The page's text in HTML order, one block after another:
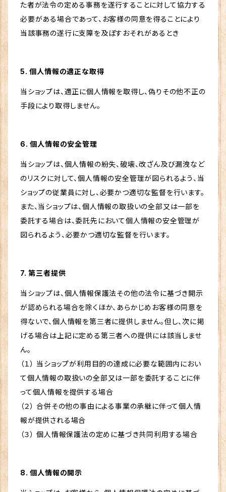
た者が法令の定める事務を遂行することに対して協力する
必要がある場合であって、お客様の同意を得ることにより
当該事務の遂行に支障を及ぼすおそれがあるとき
5. 個人情報の適正な取得
当ショップは、適正に個人情報を取得し、偽りその他不正の
手段により取得しません。
6. 個人情報の安全管理
当ショップは、個人情報の紛失、破壊、改ざん及び漏洩など
のリスクに対して、個人情報の安全管理が図られるよう、当
ショップの従業員に対し、必要かつ適切な監督を行います。
また、当ショップは、個人情報の取扱いの全部又は一部を
委託する場合は、委託先において個人情報の安全管理が
図られるよう、必要かつ適切な監督を行います。
7. 第三者提供
当ショップは、個人情報保護法その他の法令に基づき開示
が認められる場合を除くほか、あらかじめお客様の同意を
得ないで、個人情報を第三者に提供しません。但し、次に掲
げる場合は上記に定める第三者への提供には該当しませ
ん。
（１） 当ショップが利用目的の達成に必要な範囲内におい
て個人情報の取扱いの全部又は一部を委託することに伴
って個人情報を提供する場合
（２） 合併その他の事由による事業の承継に伴って個人情
報が提供される場合
（３） 個人情報保護法の定めに基づき共同利用する場合
8. 個人情報の開示